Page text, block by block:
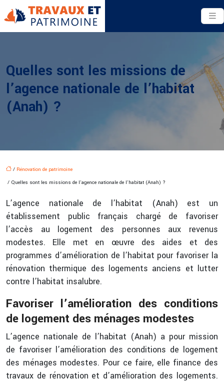
Quelles sont les missions de
l’agence nationale de l’habitat
(Anah) ?
/ Rénovation de patrimoine
/ Quelles sont les missions de l’agence nationale de l’habitat (Anah) ?
L’agence nationale de l’habitat (Anah) est un
établissement public français chargé de favoriser
l’accès au logement des personnes aux revenus
modestes. Elle met en œuvre des aides et des
programmes d’amélioration de l’habitat pour favoriser la
rénovation thermique des logements anciens et lutter
contre l’habitat insalubre.
Favoriser l’amélioration des conditions
de logement des ménages modestes
L’agence nationale de l’habitat (Anah) a pour mission
de favoriser l’amélioration des conditions de logement
des ménages modestes. Pour ce faire, elle finance des
travaux de rénovation et d’amélioration des logements.